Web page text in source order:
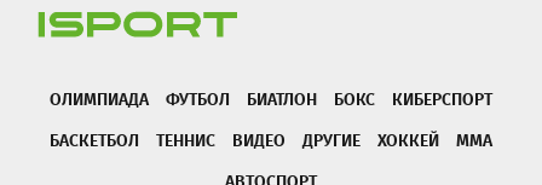
ОЛИМПИАДА ФУТБОЛ БИАТЛОН БОКС
КИБЕРСПОРТ
БАСКЕТБОЛ
ТЕННИС ВИДЕО ДРУГИЕ ХОККЕЙ
ММА